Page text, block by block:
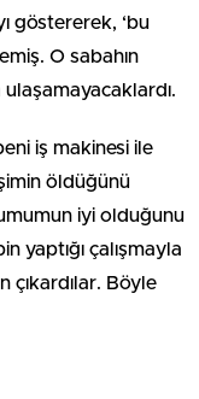
göstererek, ‘bu
O sabahın
ulaşamayacaklardı.
iş makinesi ile
öldüğünü
iyi olduğunu
yaptığı çalışmayla
çıkardılar. Böyle